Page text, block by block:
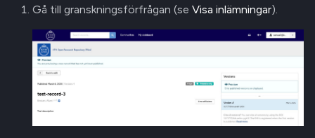
Gå till granskningsförfrågan (se Visa inlämningar).